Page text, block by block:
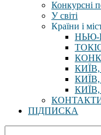
Конкурсні
У світі
Країни і
НЬЮ-
ПІДПИСКА